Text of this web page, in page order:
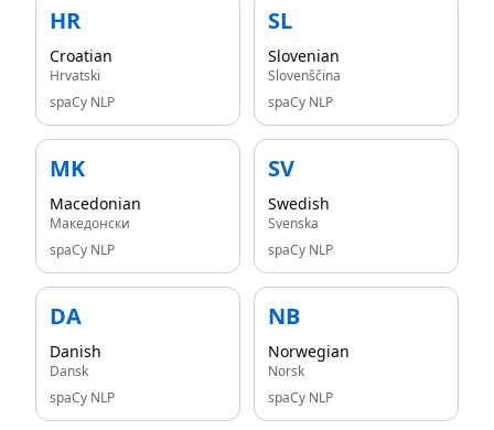
HR
Croatian
Hrvatski
spaCy NLP
SL
Slovenian
Slovenščina
spaCy NLP
MK
Macedonian
Македонски
spaCy NLP
SV
Swedish
Svenska
spaCy NLP
DA
Danish
Dansk
spaCy NLP
NB
Norwegian
Norsk
spaCy NLP